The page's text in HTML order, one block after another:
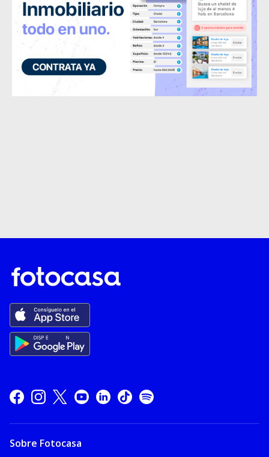
Sobre Fotocasa